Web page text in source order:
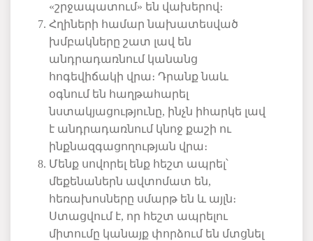
«շրջապատում» են վախերով։
Հղիների համար նախատեսված
խմբակները շատ լավ են
անդրադառնում կանանց
հոգեվիճակի վրա։ Դրանք նաև
օգնում են հաղթահարել
նստակյացությունը, ինչն իհարկե լավ
է անդրադառնում կնոջ քաշի ու
ինքնազգացողության վրա։
Մենք սովորել ենք հեշտ ապրել՝
մեքենաներն ավտոմատ են,
հեռախոսները սմարթ են և այլն։
Ստացվում է, որ հեշտ ապրելու
միտումը կանայք փորձում են մտցնել